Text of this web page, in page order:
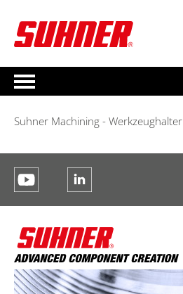
Suhner Machining - Werkzeughalter